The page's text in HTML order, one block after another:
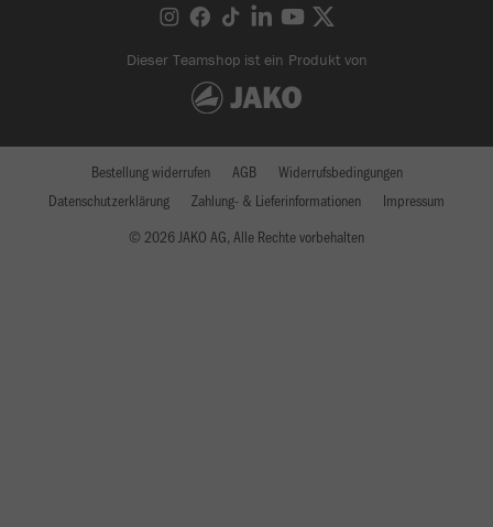
Dieser Teamshop ist ein Produkt von
© 2026 JAKO AG, Alle Rechte vorbehalten
Bestellung widerrufen AGB
Widerrufsbedingungen
Datenschutzerklärung
Zahlung- & Lieferinformationen Impressum